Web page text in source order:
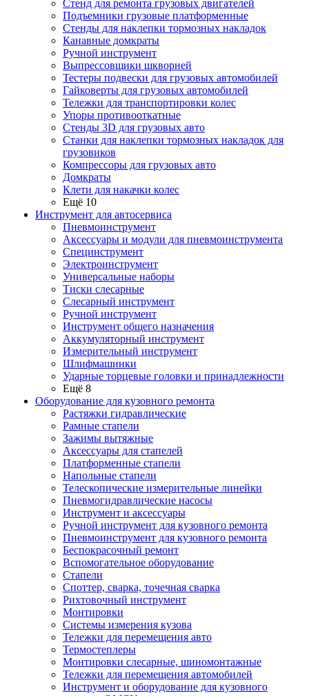
Стенд для ремонта грузовых двигателей
Подъемники грузовые платформенные
Стенды для наклепки тормозных накладок
Канавные домкраты
Ручной инструмент
Выпрессовщики шкворней
Тестеры подвески для грузовых автомобилей
Гайковерты для грузовых автомобилей
Тележки для транспортировки колес
Упоры противооткатные
Стенды 3D для грузовых авто
Станки для наклепки тормозных накладок для
грузовиков
Компрессоры для грузовых авто
Домкраты
Клети для накачки колес
Ещё 10
Инструмент для автосервиса
Пневмоинструмент
Аксессуары и модули для пневмоинструмента
Специнструмент
Электроинструмент
Универсальные наборы
Тиски слесарные
Слесарный инструмент
Ручной инструмент
Инструмент общего назначения
Аккумуляторный инструмент
Измерительный инструмент
Шлифмашинки
Ударные торцевые головки и принадлежности
Ещё 8
Оборудование для кузовного ремонта
Растяжки гидравлические
Рамные стапели
Зажимы вытяжные
Аксессуары для стапелей
Платформенные стапели
Напольные стапели
Телескопические измерительные линейки
Пневмогидравлические насосы
Инструмент и аксессуары
Ручной инструмент для кузовного ремонта
Пневмоинструмент для кузовного ремонта
Беспокрасочный ремонт
Вспомогательное оборудование
Стапели
Споттер, сварка, точечная сварка
Рихтовочный инструмент
Монтировки
Системы измерения кузова
Тележки для перемещения авто
Термостеплеры
Монтировки слесарные, шиномонтажные
Тележки для перемещения автомобилей
Инструмент и оборудование для кузовного